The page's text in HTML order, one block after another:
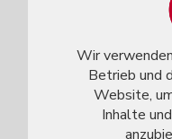
Wir
Betrieb und
Website,
Inhalte